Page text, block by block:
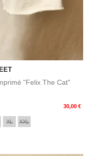
"Felix The Cat"
30,00 €
XL XXL